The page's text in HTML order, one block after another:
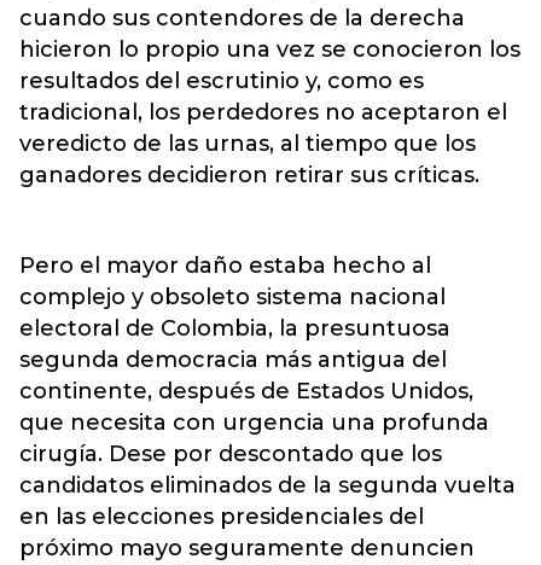
cuando sus contendores de la derecha
hicieron lo propio una vez se conocieron los
resultados del escrutinio y, como es
tradicional, los perdedores no aceptaron el
veredicto de las urnas, al tiempo que los
ganadores decidieron retirar sus críticas.
Pero el mayor daño estaba hecho al
complejo y obsoleto sistema nacional
electoral de Colombia, la presuntuosa
segunda democracia más antigua del
continente, después de Estados Unidos,
que necesita con urgencia una profunda
cirugía. Dese por descontado que los
candidatos eliminados de la segunda vuelta
en las elecciones presidenciales del
próximo mayo seguramente denuncien